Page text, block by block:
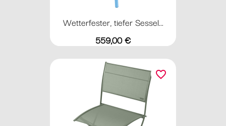
Wetterfester, tiefer Sessel...
Preis
559,00 €
favorite_border